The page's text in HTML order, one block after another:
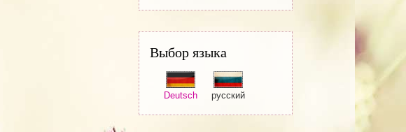
Выбор языка
Deutsch русский